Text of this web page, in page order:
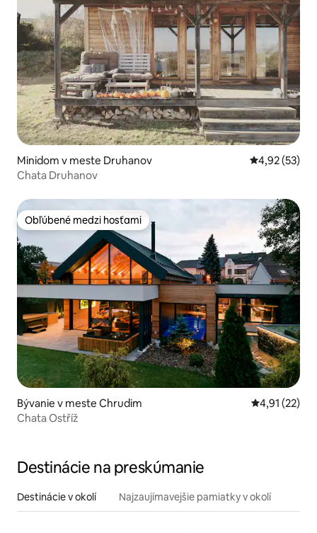
Minidom v meste Druhanov Priemerné
4,92 (53)
Chata Druhanov
Obľúbené medzi hosťami
Obľúbené medzi hosťami
Bývanie v meste Chrudim Priemerné
4,91 (22)
Chata Ostříž
Destinácie na preskúmanie
Destinácie v okolí Najzaujímavejšie pamiatky v okolí